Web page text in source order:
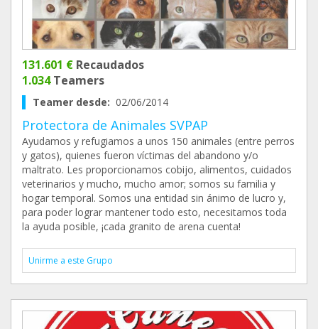
131.601 € Recaudados
1.034Teamers
Teamer desde: 02/06/2014
Protectora de Animales SVPAP
Ayudamos y refugiamos a unos 150 animales (entre perros
y gatos), quienes fueron víctimas del abandono y/o
maltrato. Les proporcionamos cobijo, alimentos, cuidados
veterinarios y mucho, mucho amor; somos su familia y
hogar temporal. Somos una entidad sin ánimo de lucro y,
para poder lograr mantener todo esto, necesitamos toda
la ayuda posible, ¡cada granito de arena cuenta!
Unirme a este Grupo